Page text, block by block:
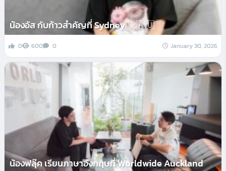
น้องอัส กับก้าวสำคัญที่ Sydney 🚀🇦🇺
0 600 0 January 30, 2026
น้องฟลุ๊ค เรียนภาษาอังกฤษที่ Worldwide Auckland